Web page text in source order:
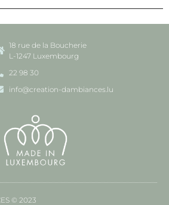
18 rue de la Boucherie
L-1247 Luxembourg
22 98 30
info@creation-dambiances.lu
© 2023